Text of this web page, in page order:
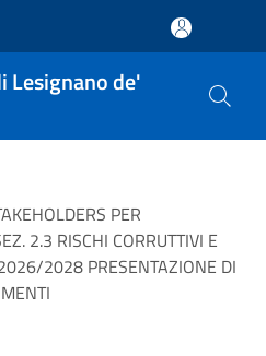
Lesignano de'
PER
2.3 RISCHI CORRUTTIVI E
2028 PRESENTAZIONE DI